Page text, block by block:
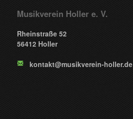
Musikverein Holler e. V.
Rheinstraße 52
56412 Holler
kontakt@musikverein-holler.de